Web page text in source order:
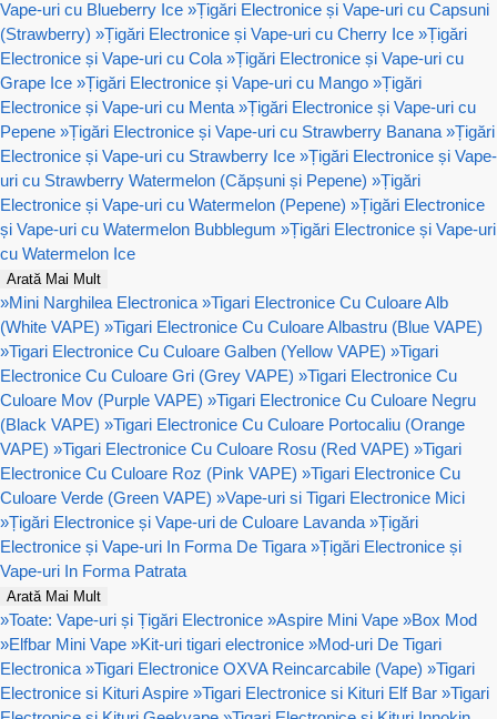
Vape-uri cu Blueberry Ice »Țigări Electronice și Vape-uri cu Capsuni
(Strawberry) »Țigări Electronice și Vape-uri cu Cherry Ice »Țigări
Electronice și Vape-uri cu Cola »Țigări Electronice și Vape-uri cu
Grape Ice »Țigări Electronice și Vape-uri cu Mango »Țigări
Electronice și Vape-uri cu Menta »Țigări Electronice și Vape-uri cu
Pepene »Țigări Electronice și Vape-uri cu Strawberry Banana »Țigări
Electronice și Vape-uri cu Strawberry Ice »Țigări Electronice și Vape-
uri cu Strawberry Watermelon (Căpșuni și Pepene) »Țigări
Electronice și Vape-uri cu Watermelon (Pepene) »Țigări Electronice
și Vape-uri cu Watermelon Bubblegum »Țigări Electronice și Vape-uri
cu Watermelon Ice
Arată Mai Mult
»Mini Narghilea Electronica »Tigari Electronice Cu Culoare Alb
(White VAPE) »Tigari Electronice Cu Culoare Albastru (Blue VAPE)
»Tigari Electronice Cu Culoare Galben (Yellow VAPE) »Tigari
Electronice Cu Culoare Gri (Grey VAPE) »Tigari Electronice Cu
Culoare Mov (Purple VAPE) »Tigari Electronice Cu Culoare Negru
(Black VAPE) »Tigari Electronice Cu Culoare Portocaliu (Orange
VAPE) »Tigari Electronice Cu Culoare Rosu (Red VAPE) »Tigari
Electronice Cu Culoare Roz (Pink VAPE) »Tigari Electronice Cu
Culoare Verde (Green VAPE) »Vape-uri si Tigari Electronice Mici
»Țigări Electronice și Vape-uri de Culoare Lavanda »Țigări
Electronice și Vape-uri In Forma De Tigara »Țigări Electronice și
Vape-uri In Forma Patrata
Arată Mai Mult
»Toate: Vape-uri și Țigări Electronice »Aspire Mini Vape »Box Mod
»Elfbar Mini Vape »Kit-uri tigari electronice »Mod-uri De Tigari
Electronica »Tigari Electronice OXVA Reincarcabile (Vape) »Tigari
Electronice si Kituri Aspire »Tigari Electronice si Kituri Elf Bar »Tigari